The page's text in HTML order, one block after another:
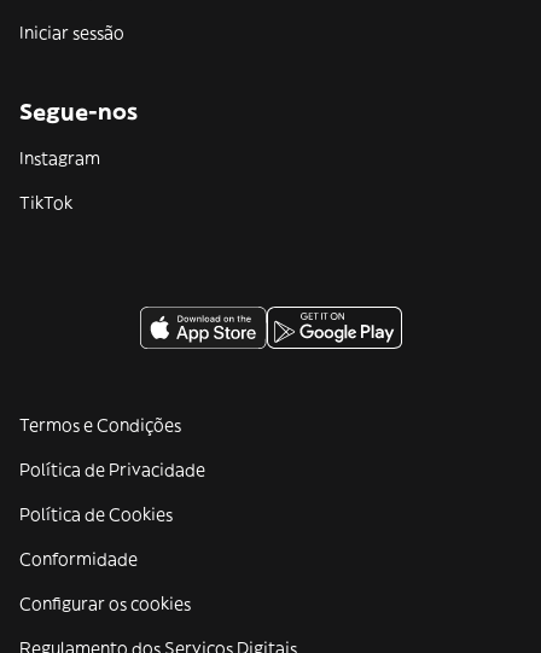
Iniciar sessão
Segue-nos
Instagram
TikTok
Termos e Condições
Política de Privacidade
Política de Cookies
Conformidade
Configurar os cookies
Regulamento dos Serviços Digitais